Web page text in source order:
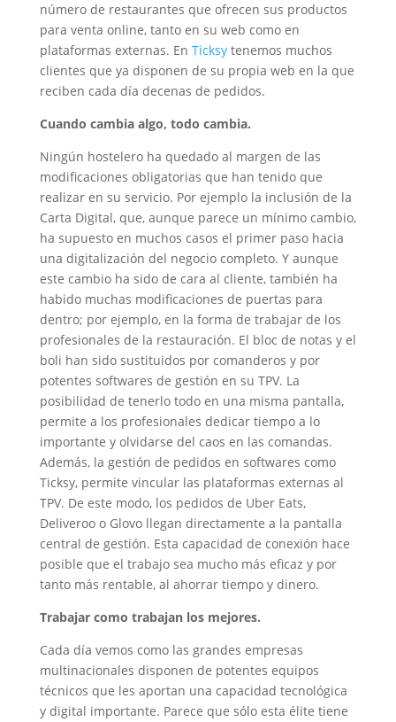
número de restaurantes que ofrecen sus productos
para venta online, tanto en su web como en
plataformas externas. En Ticksytenemos muchos
clientes que ya disponen de su propia web en la que
reciben cada día decenas de pedidos.
Cuando cambia algo, todo cambia.
Ningún hostelero ha quedado al margen de las
modificaciones obligatorias que han tenido que
realizar en su servicio. Por ejemplo la inclusión de la
Carta Digital, que, aunque parece un mínimo cambio,
ha supuesto en muchos casos el primer paso hacia
una digitalización del negocio completo. Y aunque
este cambio ha sido de cara al cliente, también ha
habido muchas modificaciones de puertas para
dentro; por ejemplo, en la forma de trabajar de los
profesionales de la restauración. El bloc de notas y el
boli han sido sustituidos por comanderos y por
potentes softwares de gestión en su TPV. La
posibilidad de tenerlo todo en una misma pantalla,
permite a los profesionales dedicar tiempo a lo
importante y olvidarse del caos en las comandas.
Además, la gestión de pedidos en softwares como
Ticksy, permite vincular las plataformas externas al
TPV. De este modo, los pedidos de Uber Eats,
Deliveroo o Glovo llegan directamente a la pantalla
central de gestión. Esta capacidad de conexión hace
posible que el trabajo sea mucho más eficaz y por
tanto más rentable, al ahorrar tiempo y dinero.
Trabajar como trabajan los mejores.
Cada día vemos como las grandes empresas
multinacionales disponen de potentes equipos
técnicos que les aportan una capacidad tecnológica
y digital importante. Parece que sólo esta élite tiene